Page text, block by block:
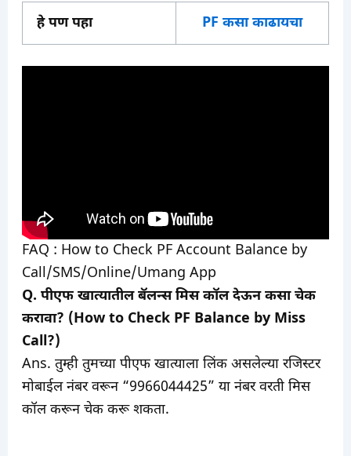
हे पण पहा PF कसा काढायचा
FAQ : How to Check PF Account Balance by
Call/SMS/Online/Umang App
Q. पीएफ खात्यातील बॅलन्स मिस कॉल देऊन कसा चेक
करावा? (How to Check PF Balance by Miss
Call?)
Ans. तुम्ही तुमच्या पीएफ खात्याला लिंक असलेल्या रजिस्टर
मोबाईल नंबर वरून “9966044425” या नंबर वरती मिस
कॉल करून चेक करू शकता.